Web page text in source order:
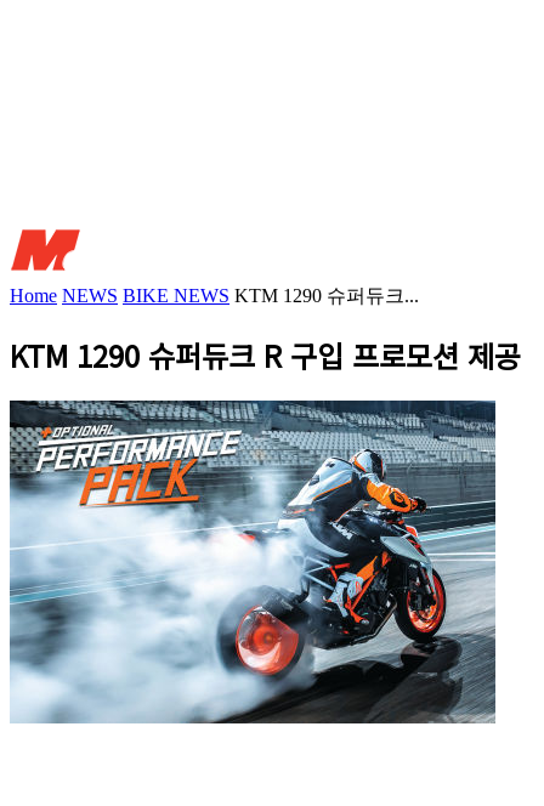
Home NEWS BIKE NEWS KTM 1290 슈퍼듀크...
KTM 1290 슈퍼듀크 R 구입 프로모션 제공